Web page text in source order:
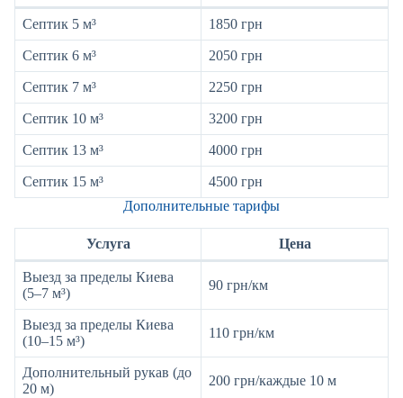
Септик 5 м³ 1850 грн
Септик 6 м³ 2050 грн
Септик 7 м³ 2250 грн
Септик 10 м³ 3200 грн
Септик 13 м³ 4000 грн
Септик 15 м³
4500 грн
Дополнительные тарифы
Услуга Цена
Выезд за пределы Киева
(5–7 м³)
90 грн/км
Выезд за пределы Киева
(10–15 м³)
110 грн/км
Дополнительный рукав (до
20 м)
200 грн/каждые 10 м